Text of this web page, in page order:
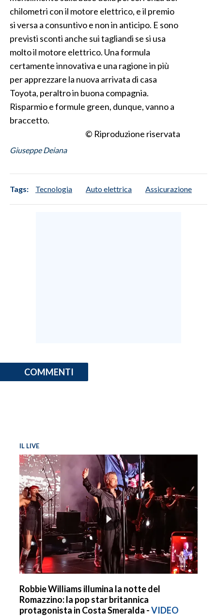
chilometri con il motore elettrico, e il premio
si versa a consuntivo e non in anticipo. E sono
previsti sconti anche sui tagliandi se si usa
molto il motore elettrico. Una formula
certamente innovativa e una ragione in più
per apprezzare la nuova arrivata di casa
Toyota, peraltro in buona compagnia.
Risparmio e formule green, dunque, vanno a
braccetto.
© Riproduzione riservata
Giuseppe Deiana
Tags: Tecnologia Auto elettrica Assicurazione
COMMENTI
IL LIVE
Robbie Williams illumina la notte del
Romazzino: la pop star britannica
protagonista in Costa Smeralda -VIDEO